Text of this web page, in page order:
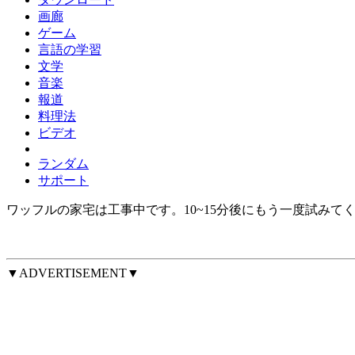
画廊
ゲーム
言語の学習
文学
音楽
報道
料理法
ビデオ
ランダム
サポート
ワッフルの家宅は工事中です。10~15分後にもう一度試みてく
▼ADVERTISEMENT▼